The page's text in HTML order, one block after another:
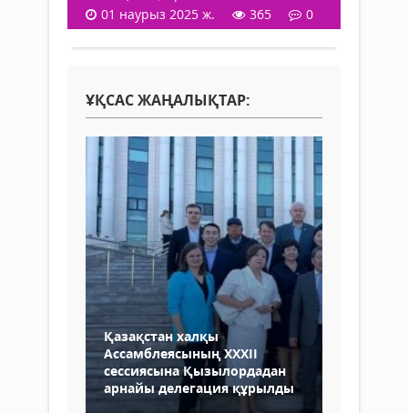
01 наурыз 2025 ж.
365 0
ҰҚСАС ЖАҢАЛЫҚТАР:
Қазақстан халқы
Ассамблеясының ХХХІІ
сессиясына Қызылордадан
арнайы делегация құрылды